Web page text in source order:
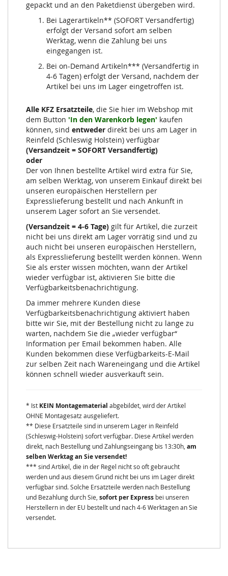
gepackt und an den Paketdienst übergeben wird.
Bei Lagerartikeln** (SOFORT Versandfertig)
erfolgt der Versand sofort am selben
Werktag, wenn die Zahlung bei uns
eingegangen ist.
Bei on-Demand Artikeln*** (Versandfertig in
4-6 Tagen) erfolgt der Versand, nachdem der
Artikel bei uns im Lager eingetroffen ist.
Alle KFZ Ersatzteile, die Sie hier im Webshop mit
dem Button 'In den Warenkorb legen' kaufen
können, sind entweder direkt bei uns am Lager in
Reinfeld (Schleswig Holstein) verfügbar
(Versandzeit = SOFORT Versandfertig)
oder
Der von Ihnen bestellte Artikel wird extra für Sie,
am selben Werktag, von unserem Einkauf direkt bei
unseren europäischen Herstellern per
Expresslieferung bestellt und nach Ankunft in
unserem Lager sofort an Sie versendet.
(Versandzeit = 4-6 Tage) gilt für Artikel, die zurzeit
nicht bei uns direkt am Lager vorrätig sind und zu
auch nicht bei unseren europäischen Herstellern,
als Expresslieferung bestellt werden können. Wenn
Sie als erster wissen möchten, wann der Artikel
wieder verfügbar ist, aktivieren Sie bitte die
Verfügbarkeitsbenachrichtigung.
Da immer mehrere Kunden diese
Verfügbarkeitsbenachrichtigung aktiviert haben
bitte wir Sie, mit der Bestellung nicht zu lange zu
warten, nachdem Sie die „wieder verfügbar“
Information per Email bekommen haben. Alle
Kunden bekommen diese Verfügbarkeits-E-Mail
zur selben Zeit nach Wareneingang und die Artikel
können schnell wieder ausverkauft sein.
* Ist KEIN Montagematerial abgebildet, wird der Artikel
OHNE Montagesatz ausgeliefert.
** Diese Ersatzteile sind in unserem Lager in Reinfeld
(Schleswig-Holstein) sofort verfügbar. Diese Artikel werden
direkt, nach Bestellung und Zahlungseingang bis 13:30h, am
selben Werktag an Sie versendet!
*** sind Artikel, die in der Regel nicht so oft gebraucht
werden und aus diesem Grund nicht bei uns im Lager direkt
verfügbar sind. Solche Ersatzteile werden nach Bestellung
und Bezahlung durch Sie, sofort per Express bei unseren
Herstellern in der EU bestellt und nach 4-6 Werktagen an Sie
versendet.